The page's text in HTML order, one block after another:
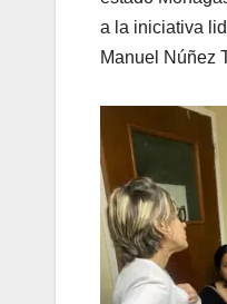
a la iniciativa
Manuel Núñez